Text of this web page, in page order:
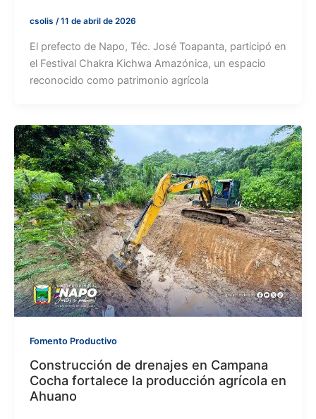
csolis /11 de abril de 2026
El prefecto de Napo, Téc. José Toapanta, participó en
el Festival Chakra Kichwa Amazónica, un espacio
reconocido como patrimonio agrícola
Fomento Productivo
Construcción de drenajes en Campana
Cocha fortalece la producción agrícola en
Ahuano